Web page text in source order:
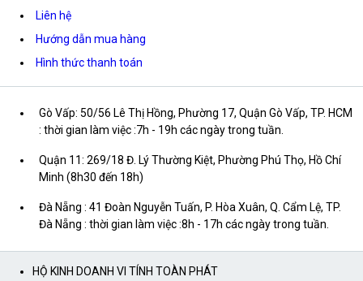
Liên hệ
Hướng dẫn mua hàng
Hình thức thanh toán
Gò Vấp: 50/56 Lê Thị Hồng, Phường 17, Quận Gò Vấp, TP. HCM
: thời gian làm việc :7h - 19h các ngày trong tuần.
Quận 11: 269/18 Đ. Lý Thường Kiệt, Phường Phú Thọ, Hồ Chí
Minh (8h30 đến 18h)
Đà Nẵng : 41 Đoàn Nguyễn Tuấn, P. Hòa Xuân, Q. Cẩm Lệ, TP.
Đà Nẵng : thời gian làm việc :8h - 17h các ngày trong tuần.
HỘ KINH DOANH VI TÍNH TOÀN PHÁT